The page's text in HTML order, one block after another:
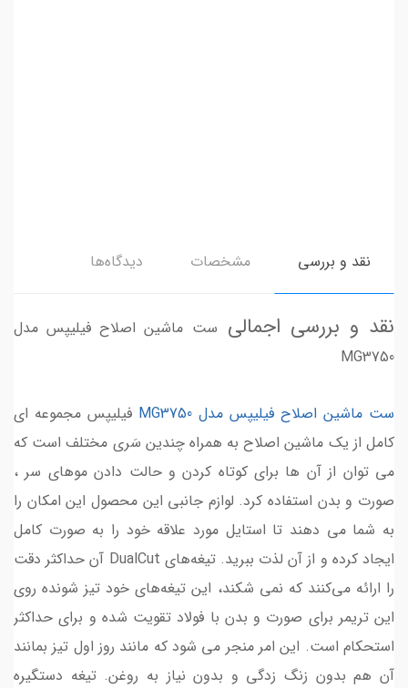
نقد و بررسی مشخصات دیدگاه‌ها
نقد و بررسی اجمالی ست ماشین اصلاح فیلیپس مدل
MG3750
ست ماشین اصلاح فیلیپس مدل MG3750
فیلیپس مجموعه ای
کامل از یک ماشین اصلاح به همراه چندین سَری مختلف است که
می توان از آن ها برای کوتاه کردن و حالت دادن موهای سر ،
صورت و بدن استفاده کرد. لوازم جانبی این محصول این امکان را
به شما می دهند تا استایل مورد علاقه خود را به صورت کامل
ایجاد کرده و از آن لذت ببرید. تیغه‌های DualCut آن حداکثر دقت
را ارائه می‌کنند که نمی شکند، این تیغه‌های خود تیز شونده روی
این تریمر برای صورت و بدن با فولاد تقویت شده و برای حداکثر
استحکام است. این امر منجر می شود که مانند روز اول تیز بمانند
آن هم بدون زنگ زدگی و بدون نیاز به روغن. تیغه دستگیره